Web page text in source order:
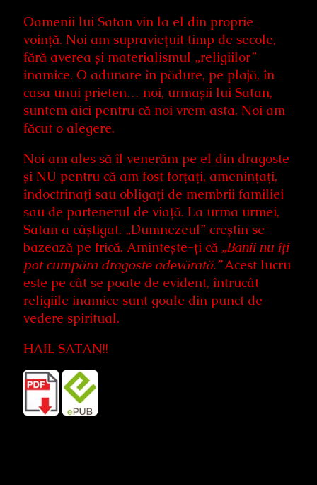
Oamenii lui Satan vin la el din proprie
voință. Noi am supraviețuit timp de secole,
fără averea și materialismul „religiilor”
inamice. O adunare în pădure, pe plajă, în
casa unui prieten… noi, urmașii lui Satan,
suntem aici pentru că noi vrem asta. Noi am
făcut o alegere.
Noi am ales să îl venerăm pe el din dragoste
și NU pentru că am fost forțați, amenințați,
îndoctrinați sau obligați de membrii familiei
sau de partenerul de viață. La urma urmei,
Satan a câștigat. „Dumnezeul” creștin se
bazează pe frică. Amintește-ți că „Banii nu îți
pot cumpăra dragoste adevărată.”Acest lucru
este pe cât se poate de evident, întrucât
religiile inamice sunt goale din punct de
vedere spiritual.
HAIL SATAN!!